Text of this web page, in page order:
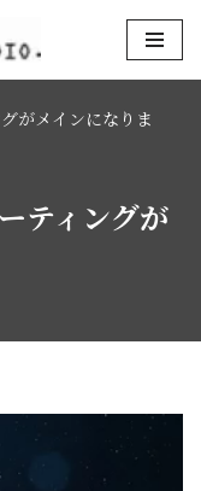
がメインになりま
ティングが